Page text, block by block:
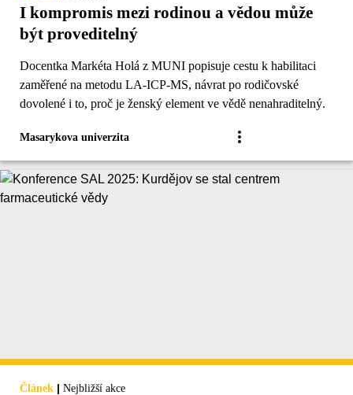
I kompromis mezi rodinou a vědou může
být proveditelný
Docentka Markéta Holá z MUNI popisuje cestu k habilitaci
zaměřené na metodu LA-ICP-MS, návrat po rodičovské
dovolené i to, proč je ženský element ve vědě nenahraditelný.
Masarykova univerzita
Článek | Nejbližší akce